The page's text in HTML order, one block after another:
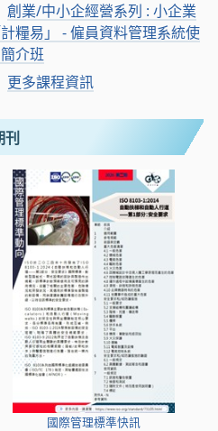
創業/中小企經營系列 : 小企業
計糧易」 - 僱員資料管理系統使
介班
更多課程資訊
刊
國際管理標準快訊